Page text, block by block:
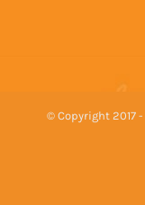
© Copyright 2017 -